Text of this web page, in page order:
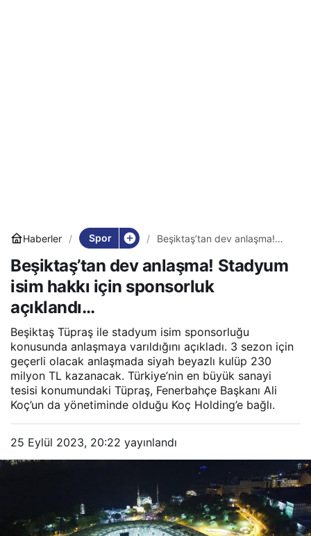
Haberler Spor
Beşiktaş’tan dev anlaşma!
sponsorluk açıklandı…
Beşiktaş’tan dev anlaşma! Stadyum
isim hakkı için sponsorluk
açıklandı…
Beşiktaş Tüpraş ile stadyum isim sponsorluğu
konusunda anlaşmaya varıldığını açıkladı. 3 sezon için
geçerli olacak anlaşmada siyah beyazlı kulüp 230
milyon TL kazanacak. Türkiye’nin en büyük sanayi
tesisi konumundaki Tüpraş, Fenerbahçe Başkanı Ali
Koç’un da yönetiminde olduğu Koç Holding’e bağlı.
25 Eylül 2023, 20:22 yayınlandı